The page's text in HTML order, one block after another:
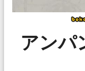
アンパ